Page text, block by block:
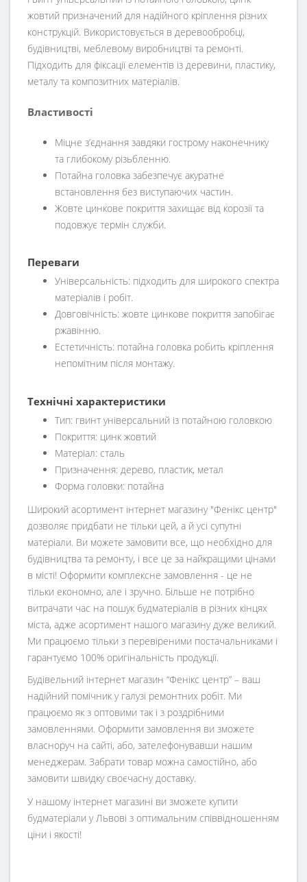
жовтий призначений для надійного кріплення різних
конструкцій. Використовується в деревообробці,
будівництві, меблевому виробництві та ремонті.
Підходить для фіксації елементів із деревини, пластику,
металу та композитних матеріалів.
Властивості
Міцне з’єднання завдяки гострому наконечнику
та глибокому різьбленню.
Потайна головка забезпечує акуратне
встановлення без виступаючих частин.
Жовте цинкове покриття захищає від корозії та
подовжує термін служби.
Переваги
Універсальність: підходить для широкого спектра
матеріалів і робіт.
Довговічність: жовте цинкове покриття запобігає
ржавінню.
Естетичність: потайна головка робить кріплення
непомітним після монтажу.
Технічні характеристики
Тип: гвинт універсальний із потайною головкою
Покриття: цинк жовтий
Матеріал: сталь
Призначення: дерево, пластик, метал
Форма головки: потайна
Широкий асортимент інтернет магазину "Фенікс центр"
дозволяє придбати не тільки цей, а й усі супутні
матеріали. Ви можете замовити все, що необхідно для
будівництва та ремонту, і все це за найкращими цінами
в місті! Оформити комплексне замовлення - це не
тільки економно, але і зручно. Більше не потрібно
витрачати час на пошук будматеріалів в різних кінцях
міста, адже асортимент нашого магазину дуже великий.
Ми працюємо тільки з перевіреними постачальниками і
гарантуємо 100% оригінальність продукції.
Будівельний інтернет магазин “Фенікс центр” – ваш
надійний помічник у галузі ремонтних робіт. Ми
працюємо як з оптовими так і з роздрібними
замовленнями. Оформити замовлення ви зможете
власноруч на сайті, або, зателефонувавши нашим
менеджерам. Забрати товар можна самостійно, або
замовити швидку своєчасну доставку.
У нашому інтернет магазині ви зможете купити
будматеріали у Львові з оптимальним співвідношенням
ціни і якості!